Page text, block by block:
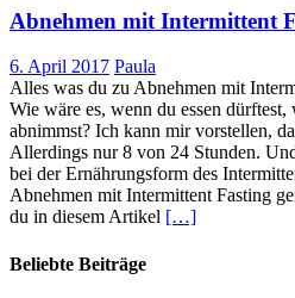
Abnehmen mit Intermittent
6. April 2017 Paula
Alles was du zu Abnehmen mit
Wie wäre es, wenn du essen
abnimmst? Ich kann mir vorstellen,
Allerdings nur 8 von 24 Stunden.
bei der Ernährungsform des
Abnehmen mit Intermittent Fasting
du in diesem Artikel […]
Beliebte Beiträge